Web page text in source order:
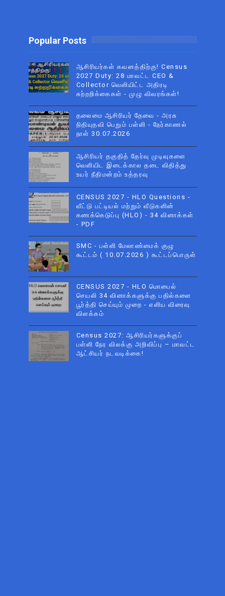
Popular Posts
ஆசிரியர்கள் கவனத்திற்கு! Census
2027 Duty: 28 மாவட்ட CEO &
Collector வெளியிட்ட அதிரடி
சுற்றறிக்கைகள் - முழு விவரங்கள்!
தலைமை ஆசிரியர் தேவை - அரசு
நிதியுதவி பெறும் பள்ளி - நேர்காணல்
நாள் 30.07.2026
ஆசிரியர் தகுதித் தேர்வு முடிவுகளை
வெளியிட இடைக்கால தடை விதித்து
உயர் நீதிமன்றம் உத்தரவு
CENSUS 2027 - HLO Questions -
வீட்டு பட்டியல் மற்றும் வீடுகளின்
கணக்கெடுப்பு (HLO) - 34 வினாக்கள்
- PDF
SMC - பள்ளி மேலாண்மைக் குழு
கூட்டம் ( 10.07.2026 ) கூட்டப்பொருள்
CENSUS 2027 - HLO மொபைல்
செயலி 34 வினாக்களுக்கு பதில்களை
பூர்த்தி செய்யும் முறை - எளிய விரைவு
விளக்கம்
Census 2027: ஆசிரியர்களுக்குப்
பள்ளி நேர விலக்கு அறிவிப்பு – மாவட்ட
ஆட்சியர் நடவடிக்கை!